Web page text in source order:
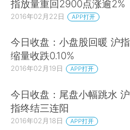
指放量重回2900点涨逾2%
2016年02月22日 APP打开
今日收盘：小盘股回暖 沪指
缩量收跌0.10%
2016年02月19日 APP打开
今日收盘：尾盘小幅跳水 沪
指终结三连阳
2016年02月18日 APP打开